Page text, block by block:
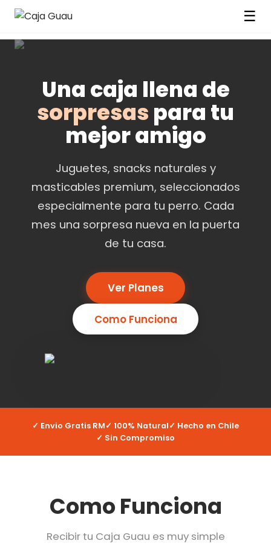
☰
Una caja llena de
sorpresas para tu
mejor amigo
Juguetes, snacks naturales y
masticables premium, seleccionados
especialmente para tu perro. Cada
mes una sorpresa nueva en la puerta
de tu casa.
Ver Planes
Como Funciona
✓ Envio Gratis RM✓ 100% Natural✓ Hecho en Chile
✓ Sin Compromiso
Como Funciona
Recibir tu Caja Guau es muy simple